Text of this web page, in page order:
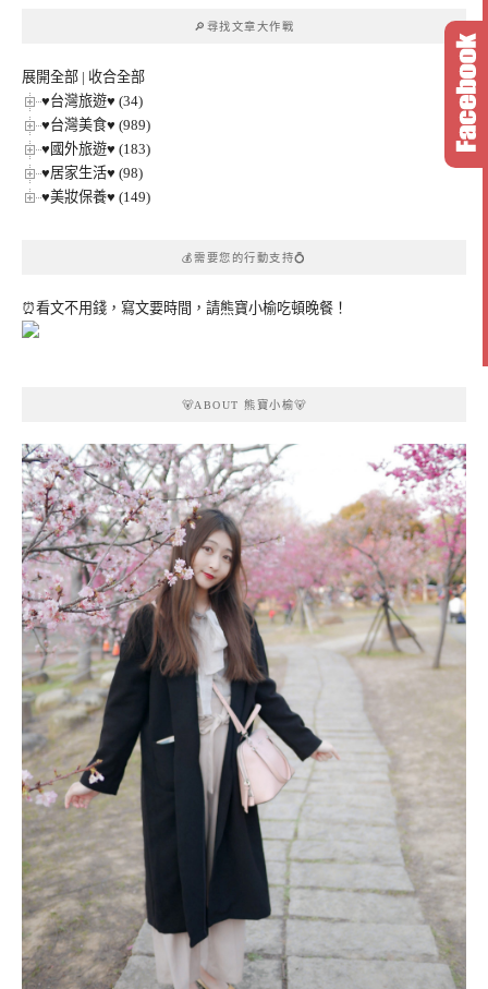
🔎尋找文章大作戰
展開全部 | 收合全部
♥台灣旅遊♥ (34)
♥台灣美食♥ (989)
♥國外旅遊♥ (183)
♥居家生活♥ (98)
♥美妝保養♥ (149)
💰需要您的行動支持💍
⏰看文不用錢，寫文要時間，請熊寶小榆吃頓晚餐！
🐻ABOUT 熊寶小榆🐻